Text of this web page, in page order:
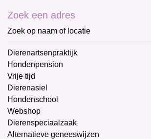
Zoek een adres
Zoek op naam of locatie
Dierenartsenpraktijk
Hondenpension
Vrije tijd
Dierenasiel
Hondenschool
Webshop
Dierenspeciaalzaak
Alternatieve geneeswijzen